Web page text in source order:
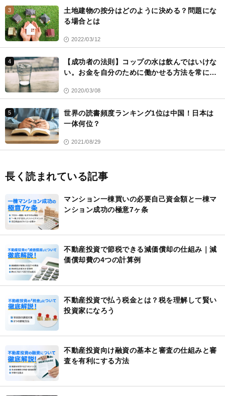
3
土地建物の按分はどのように決める？問題にな
る場合とは
2022/03/12
4
【成功者の法則】コップの水は飲んではいけな
い。お金を自分のために働かせる方法を常に考
2020/03/08
5
世界の読書頻度ランキング1位は中国！日本は
一体何位？
2021/08/29
長く読まれている記事
マンション一棟買いの必要自己資金額と一棟マ
ンション成功の極意7ヶ条
不動産投資で節税できる減価償却の仕組み｜減
価償却費の4つの計算例
不動産投資で払う税金とは？税を理解して賢い
投資家になろう
不動産投資向け融資の基本と審査の仕組みと審
査を有利にする方法